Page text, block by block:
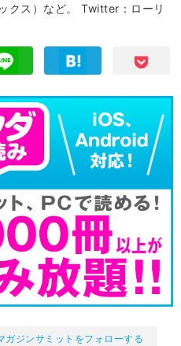
クス）など。 Twitter：ローリ
ガジンサミットをフォローする